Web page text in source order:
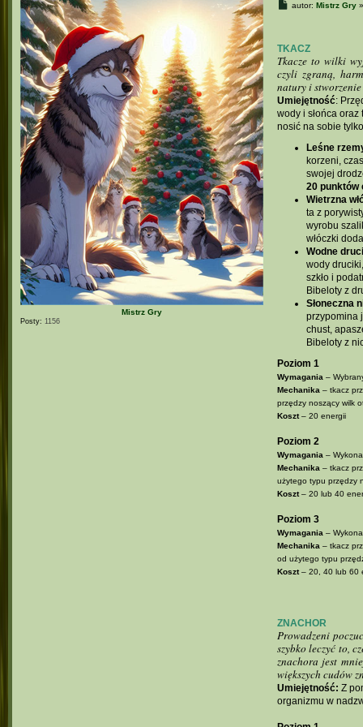
Mistrz Gry
Posty: 1156
Pautor:Mistrz Gry
TKACZ
Tkacze to wilki
czyli zgraną,
natury i
Umiejętność:
wody i słońca
nosić na sobie
Leśne
korzeni,
swojej
20 punktów
Wietrzna
ta z
wyrobu
włóczki
Wodne
wody
szkło i
Bibeloty z
Słoneczna
przypomina
chust,
Bibeloty z
Poziom 1
Wymagania–
Mechanika– tkacz
przędzy noszący wilk
Koszt– 20 energii
Poziom 2
Wymagania–
Mechanika– tkacz
użytego typu przędzy
Koszt– 20 lub 40
Poziom 3
Wymagania–
Mechanika– tkacz
od użytego typu
Koszt– 20, 40 lub 60
ZNACHOR
Prowadzeni
szybko leczyć to,
znachora jest
większych cudów
Umiejętność: Z
organizmu w